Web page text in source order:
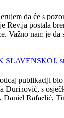
da će s
Revija postala
Važno nam je da
publikaciji bio
Đurinović, s
Daniel Rafaelić,